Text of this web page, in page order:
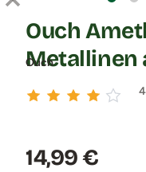
Ouch
Ouch
Metallinen
Hinta:
14,99 €